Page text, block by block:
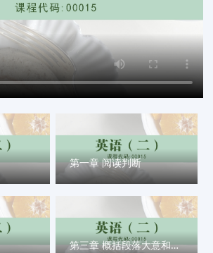
第一章 阅读判断
第三章 概括段落大意和补全句子